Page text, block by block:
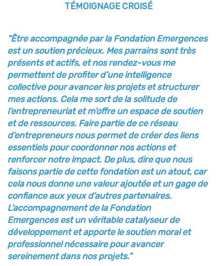
TÉMOIGNAGE CROISÉ
“Être accompagnée par la Fondation Emergences
est un soutien précieux. Mes parrains sont très
présents et actifs, et nos rendez-vous me
permettent de profiter d’une intelligence
collective pouravancer les projets et structurer
mes actions. Cela me sort de la solitude de
l’entrepreneuriat etm’offre un espace de soutien
et de ressources. Faire partie de ce réseau
d’entrepreneurs nous permetde créer des liens
essentiels pour coordonner nos actions et
renforcer notre impact. De plus, dire quenous
faisons partie de cette fondation est un atout, car
cela nous donne une valeur ajoutée et ungage de
confiance aux yeux d’autres partenaires.
L’accompagnement de la Fondation
Emergencesest un véritable catalyseur de
développement et apporte le soutien moral et
professionnel nécessairepour avancer
sereinement dans nos projets.”